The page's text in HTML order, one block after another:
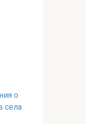
о
села